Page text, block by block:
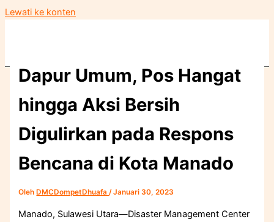
Lewati ke konten
Dapur Umum, Pos Hangat
hingga Aksi Bersih
Digulirkan pada Respons
Bencana di Kota Manado
Oleh DMCDompetDhuafa/Januari 30, 2023
Manado, Sulawesi Utara—Disaster Management Center